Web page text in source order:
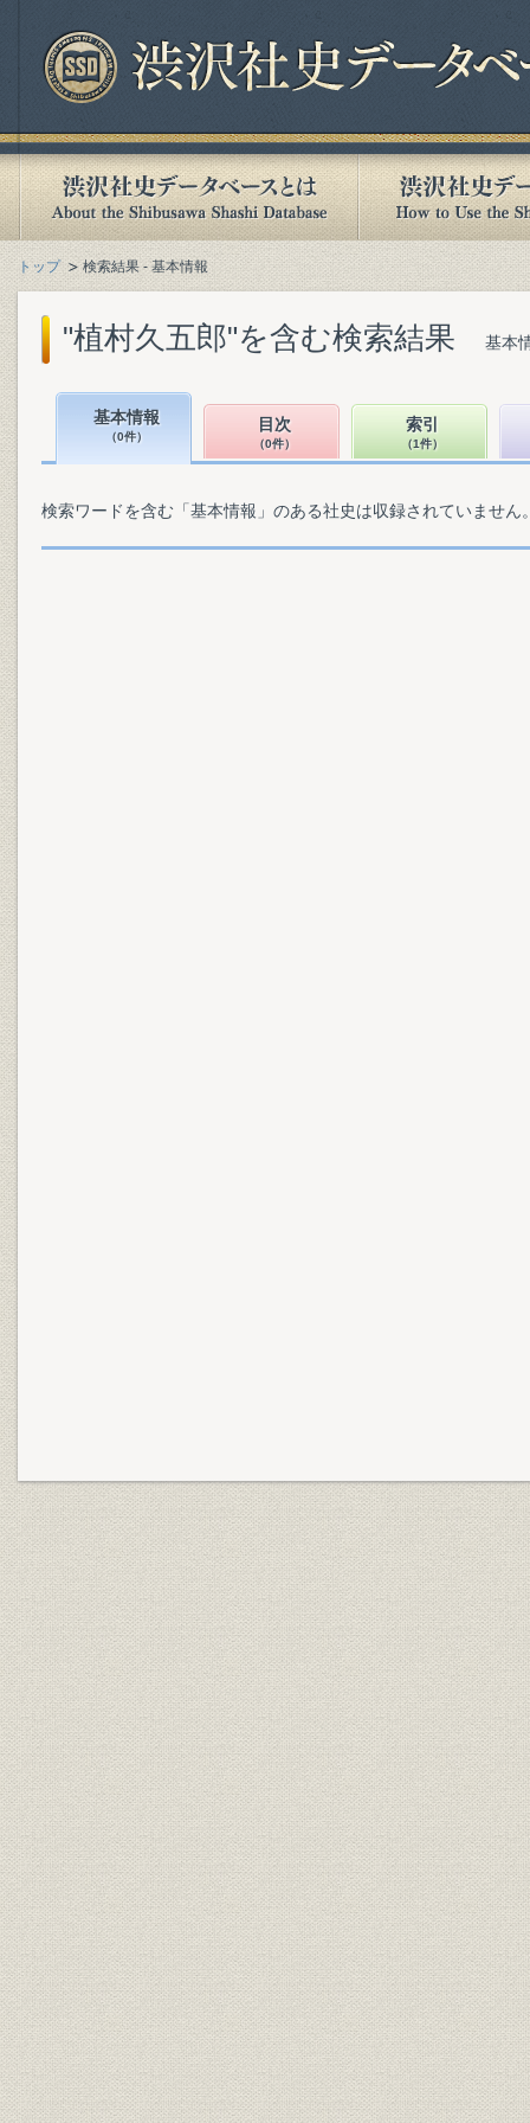
トップ 検索結果 - 基本情報
"植村久五郎"を含む検索結果 基本
基本情報
（0件）
目次
（0件）
索引
（1件）
検索ワードを含む「基本情報」のある社史は収録されていません